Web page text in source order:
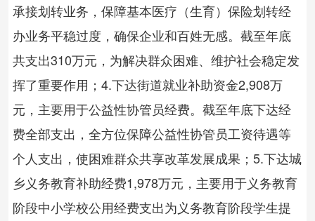
承接划转业务，保障基本医疗（生育）保险划转经
办业务平稳过度，确保企业和百姓无感。截至年底
共支出310万元，为解决群众困难、维护社会稳定发
挥了重要作用；4.下达街道就业补助资金2,908万
元，主要用于公益性协管员经费。截至年底下达经
费全部支出，全方位保障公益性协管员工资待遇等
个人支出，使困难群众共享改革发展成果；5.下达城
乡义务教育补助经费1,978万元，主要用于义务教育
阶段中小学校公用经费支出为义务教育阶段学生提